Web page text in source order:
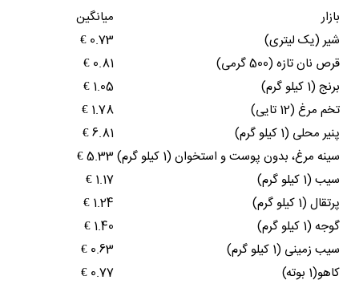
میانگین
بازار
0.73 €
شیر (یک لیتری)
0.81 €
قرص نان تازه (500 گرمی)
1.05 €
برنج (1 کیلو گرم)
1.78 €
تخم مرغ (12 تایی)
6.81 €
پنیر محلی (1 کیلو گرم)
5.33 €
سینه مرغ، بدون پوست و استخوان (1 کیلو گرم)
1.17 €
سیب (1 کیلو گرم)
1.24 €
پرتقال (1 کیلو گرم)
1.40 €
گوجه (1 کیلو گرم)
0.63 €
سیب زمینی (1 کیلو گرم)
0.77 €
کاهو(1 بوته)